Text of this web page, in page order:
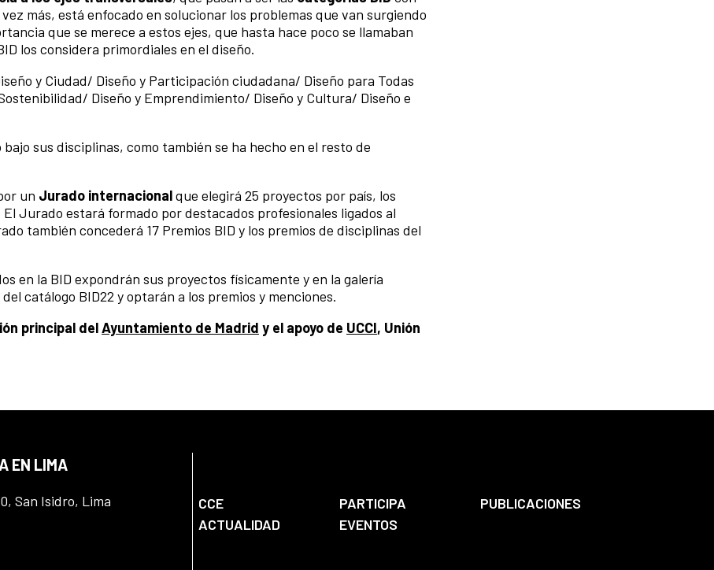
más, está enfocado en solucionar los problemas que van surgiendo
que se merece a estos ejes, que hasta hace poco se llamaban
los considera primordiales en el diseño.
y Ciudad/ Diseño y Participación ciudadana/ Diseño para Todas
Diseño y Emprendimiento/ Diseño y Cultura/ Diseño e
sus disciplinas, como también se ha hecho en el resto de
un Jurado internacionalque elegirá 25 proyectos por país, los
Jurado estará formado por destacados profesionales ligados al
también concederá 17 Premios BID y los premios de disciplinas del
en la BID expondrán sus proyectos físicamente y en la galería
catálogo BID22 y optarán a los premios y menciones.
principal delAyuntamiento de Madrid y el apoyo de UCCI, Unión
EN LIMA
San Isidro, Lima
CCE PARTICIPA
PUBLICACIONES
ACTUALIDAD
EVENTOS